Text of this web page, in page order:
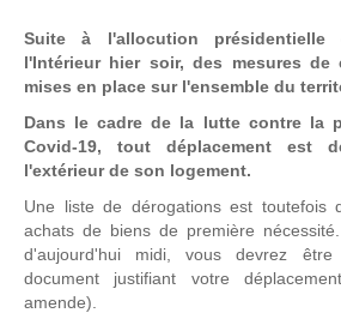
Suite à l'allocution
l'Intérieur hier soir, des mesures de
mises en place sur l'ensemble du
Dans le cadre de la lutte contre la
Covid-19, tout déplacement est
l'extérieur de son logement.
Une liste de dérogations est toutefois
achats de biens de première
d'aujourd'hui midi, vous devrez
document justifiant votre
amende).